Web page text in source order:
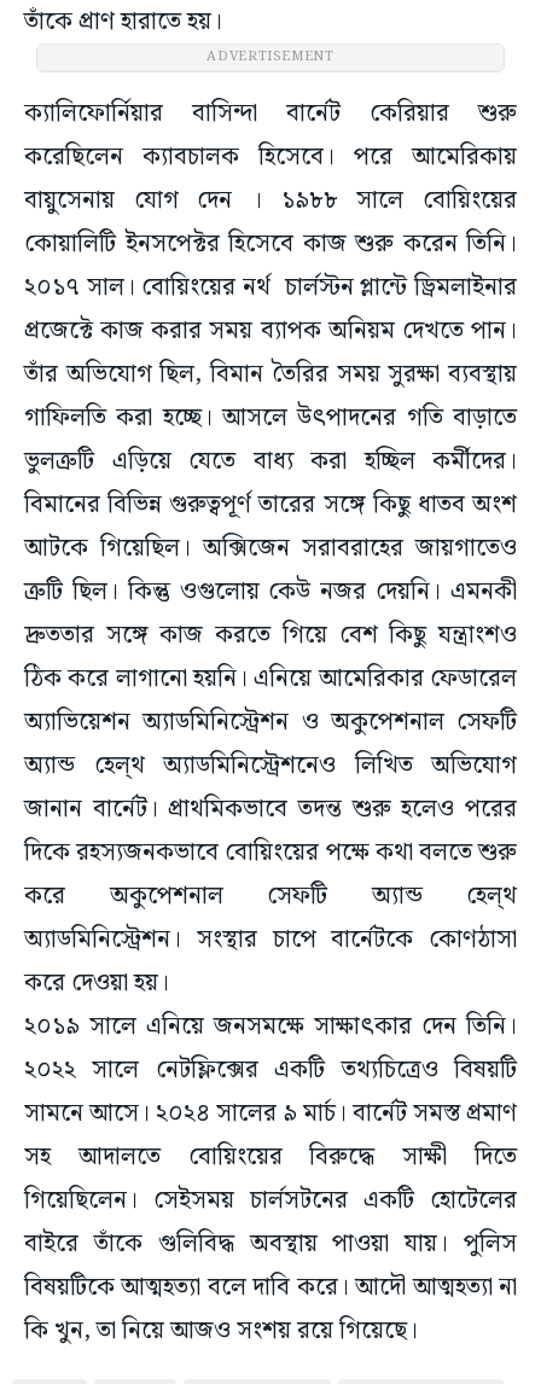
তাঁকে প্রাণ হারাতে হয়।
ADVERTISEMENT
ক্যালিফোর্নিয়ার বাসিন্দা বার্নেট কেরিয়ার শুরু
করেছিলেন ক্যাবচালক হিসেবে। পরে আমেরিকায়
বায়ুসেনায় যোগ দেন । ১৯৮৮ সালে বোয়িংয়ের
কোয়ালিটি ইনসপেক্টর হিসেবে কাজ শুরু করেন তিনি।
২০১৭ সাল। বোয়িংয়ের নর্থ চার্লস্টন প্লান্টে ড্রিমলাইনার
প্রজেক্টে কাজ করার সময় ব্যাপক অনিয়ম দেখতে পান।
তাঁর অভিযোগ ছিল, বিমান তৈরির সময় সুরক্ষা ব্যবস্থায়
গাফিলতি করা হচ্ছে। আসলে উৎপাদনের গতি বাড়াতে
ভুলত্রুটি এড়িয়ে যেতে বাধ্য করা হচ্ছিল কর্মীদের।
বিমানের বিভিন্ন গুরুত্বপূর্ণ তারের সঙ্গে কিছু ধাতব অংশ
আটকে গিয়েছিল। অক্সিজেন সরাবরাহের জায়গাতেও
ত্রুটি ছিল। কিন্তু ওগুলোয় কেউ নজর দেয়নি। এমনকী
দ্রুততার সঙ্গে কাজ করতে গিয়ে বেশ কিছু যন্ত্রাংশও
ঠিক করে লাগানো হয়নি। এনিয়ে আমেরিকার ফেডারেল
অ্যাভিয়েশন অ্যাডমিনিস্ট্রেশন ও অকুপেশনাল সেফটি
অ্যান্ড হেল্থ অ্যাডমিনিস্ট্রেশনেও লিখিত অভিযোগ
জানান বার্নেট। প্রাথমিকভাবে তদন্ত শুরু হলেও পরের
দিকে রহস্যজনকভাবে বোয়িংয়ের পক্ষে কথা বলতে শুরু
করে অকুপেশনাল সেফটি অ্যান্ড হেল্থ
অ্যাডমিনিস্ট্রেশন। সংস্থার চাপে বার্নেটকে কোণঠাসা
করে দেওয়া হয়।
২০১৯ সালে এনিয়ে জনসমক্ষে সাক্ষাৎকার দেন তিনি।
২০২২ সালে নেটফ্লিক্সের একটি তথ্যচিত্রেও বিষয়টি
সামনে আসে। ২০২৪ সালের ৯ মার্চ। বার্নেট সমস্ত প্রমাণ
সহ আদালতে বোয়িংয়ের বিরুদ্ধে সাক্ষী দিতে
গিয়েছিলেন। সেইসময় চার্লসটনের একটি হোটেলের
বাইরে তাঁকে গুলিবিদ্ধ অবস্থায় পাওয়া যায়। পুলিস
বিষয়টিকে আত্মহত্যা বলে দাবি করে। আদৌ আত্মহত্যা না
কি খুন, তা নিয়ে আজও সংশয় রয়ে গিয়েছে।